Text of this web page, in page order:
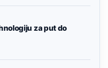
za put do